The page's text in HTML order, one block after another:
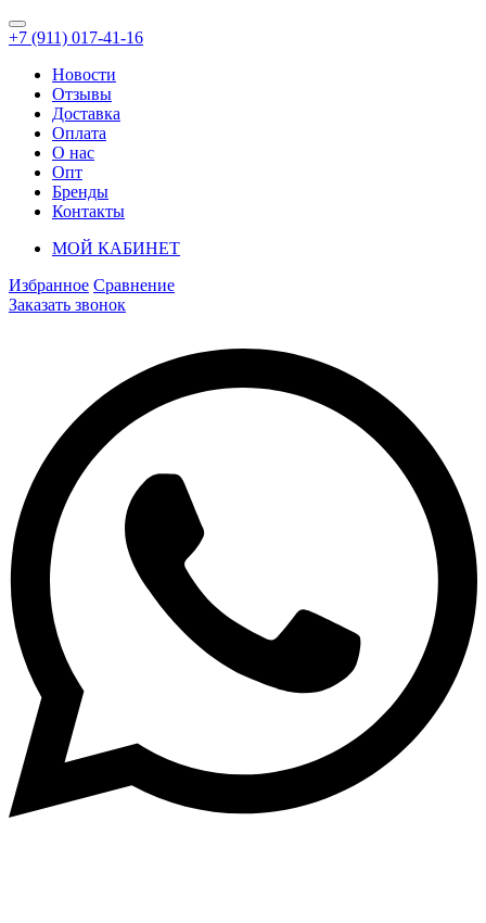
+7 (911) 017-41-16
Новости
Отзывы
Доставка
Оплата
О нас
Опт
Бренды
Контакты
МОЙ КАБИНЕТ
Избранное Сравнение
Заказать звонок